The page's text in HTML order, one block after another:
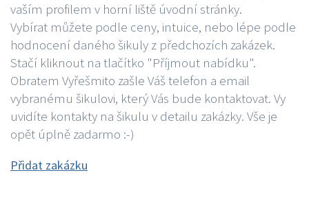
vaším profilem v horní liště úvodní stránky.
Vybírat můžete podle ceny, intuice, nebo lépe podle
hodnocení daného šikuly z předchozích zakázek.
Stačí kliknout na tlačítko "Příjmout nabídku".
Obratem Vyřešmito zašle Váš telefon a email
vybranému šikulovi, který Vás bude kontaktovat. Vy
uvidíte kontakty na šikulu v detailu zakázky. Vše je
opět úplně zadarmo :-)
Přidat zakázku